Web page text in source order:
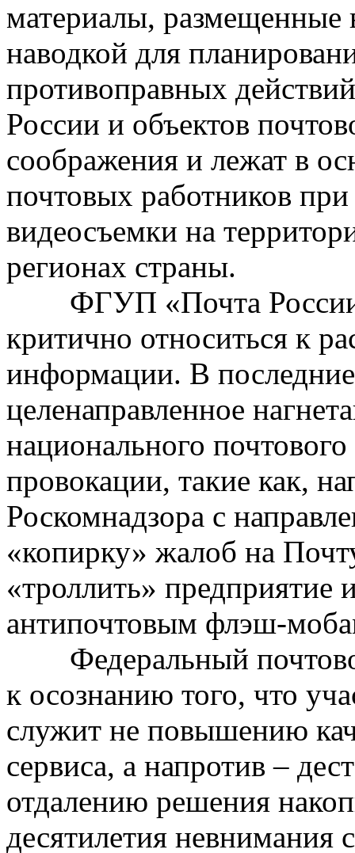
материалы, размещенные
наводкой для
противоправных
России и объектов
соображения и лежат в
почтовых работников
видеосъемки на
регионах страны.
ФГУП «Почта России»
критично относиться к
информации. В последние
целенаправленное
национального
провокации, такие как,
Роскомнадзора с
«копирку» жалоб на
«троллить» предприятие
антипочтовым флэш-
Федеральный
к осознанию того, что
служит не повышению
сервиса, а напротив –
отдалению решения
десятилетия невнимания